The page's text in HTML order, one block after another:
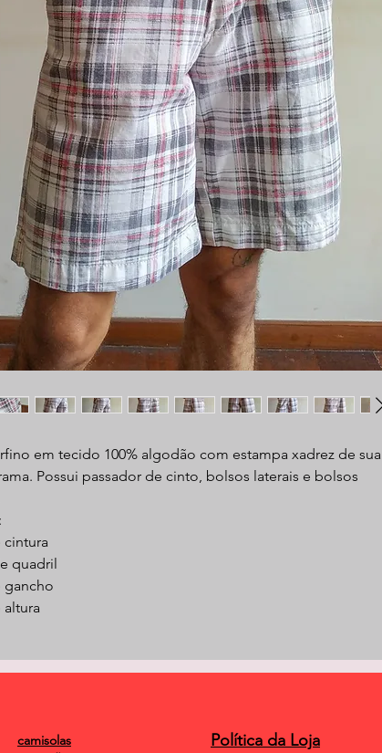
em tecido 100% algodão com estampa xadrez de sua
Possui passador de cinto, bolsos laterais e bolsos
cintura
quadril
gancho
altura
camisolas
Política da Loja